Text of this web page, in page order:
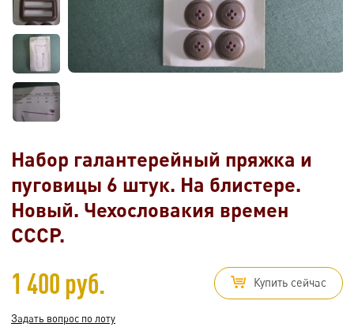
Набор галантерейный пряжка и
пуговицы 6 штук. На блистере.
Новый. Чехословакия времен
СССР.
1 400 руб. Купить сейчас
Задать вопрос по лоту